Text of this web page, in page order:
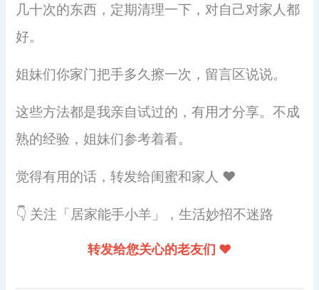
几十次的东西，定期清理一下，对自己对家人都
好。
姐妹们你家门把手多久擦一次，留言区说说。
这些方法都是我亲自试过的，有用才分享。不成
熟的经验，姐妹们参考着看。
觉得有用的话，转发给闺蜜和家人 ❤️
👇 关注「居家能手小羊」，生活妙招不迷路
转发给您关心的老友们 ❤️